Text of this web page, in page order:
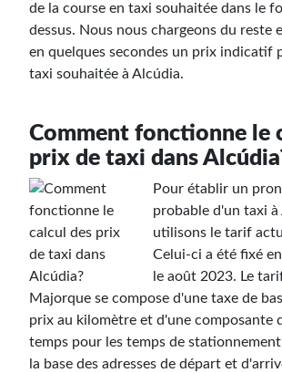
de la course en taxi souhaitée dans le
dessus. Nous nous chargeons du reste
en quelques secondes un prix indicatif
taxi souhaitée à Alcúdia.
Comment fonctionne le
prix de taxi dans
Pour établir un
probable d'un taxi
utilisons le tarif
Celui-ci a été fixé
le août 2023. Le
Majorque se compose d'une taxe de
prix au kilomètre et d'une composante
temps pour les temps de
la base des adresses de départ et